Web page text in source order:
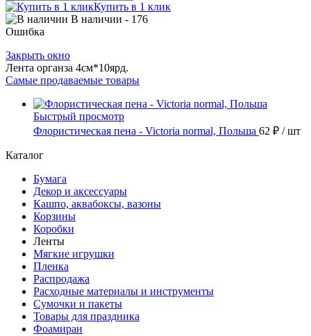
Купить в 1 клик
В наличии - 176
Ошибка
Закрыть окно
Лента органза 4см*10ярд.
Самые продаваемые товары
Быстрый просмотр
Флористическая пена - Victoria normal, Польша 62 ₽ / шт
Каталог
Бумага
Декор и аксессуары
Кашпо, аквабоксы, вазоны
Корзины
Коробки
Ленты
Мягкие игрушки
Пленка
Распродажа
Расходные материалы и инструменты
Сумочки и пакеты
Товары для праздника
Фоамиран